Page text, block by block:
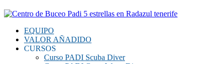
EQUIPO
VALOR AÑADIDO
CURSOS
Curso PADI Scuba Diver